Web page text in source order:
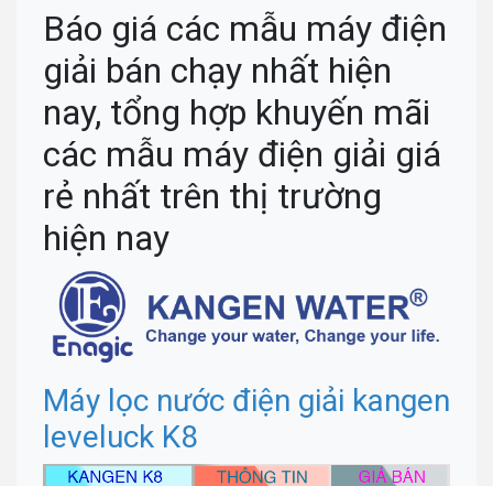
Báo giá các mẫu máy điện
giải bán chạy nhất hiện
nay, tổng hợp khuyến mãi
các mẫu máy điện giải giá
rẻ nhất trên thị trường
hiện nay
Máy lọc nước điện giải kangen
leveluck K8